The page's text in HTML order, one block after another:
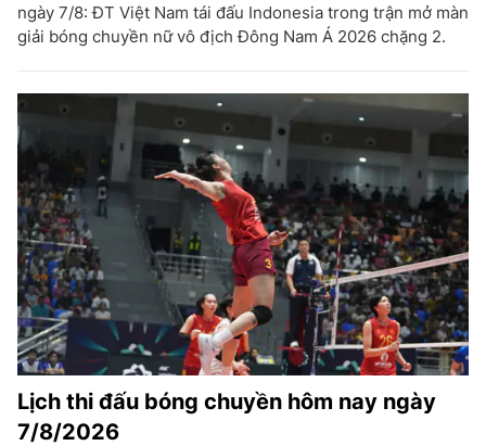
ngày 7/8: ĐT Việt Nam tái đấu Indonesia trong trận mở màn
giải bóng chuyền nữ vô địch Đông Nam Á 2026 chặng 2.
Lịch thi đấu bóng chuyền hôm nay ngày
7/8/2026